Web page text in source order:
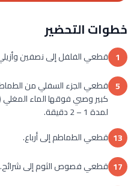
خطوات التحضير
1 قطعي الفلفل إلى نصفين وأزيلي
5 قطعي الجزء السفلي من
كبير وصبي فوقها الماء
لمدة 1 – 2 دقيقة.
13 قطعي الطماطم إلى أرباع.
17 قطعي فصوص الثوم إلى شرائح.